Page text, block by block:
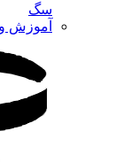
سگ
آموزش